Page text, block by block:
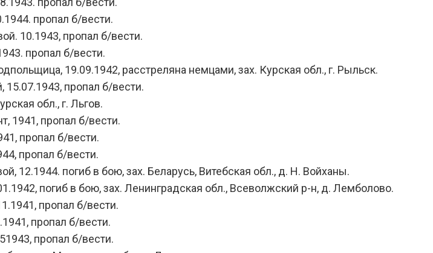
пропал б/вести.
10.1943, пропал б/вести.
пропал б/вести.
19.09.1942, расстреляна немцами, зах. Курская обл., г. Рыльск.
пропал б/вести.
обл., г. Льгов.
1941, пропал б/вести.
пропал б/вести.
пропал б/вести.
12.1944. погиб в бою, зах. Беларусь, Витебская обл., д. Н. Войханы.
погиб в бою, зах. Ленинградская обл., Всеволжский р-н, д. Лемболово.
пропал б/вести.
пропал б/вести.
пропал б/вести.